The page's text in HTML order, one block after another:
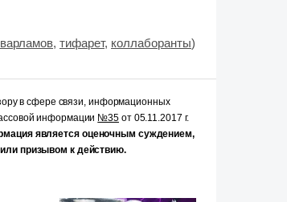
варламов, тифарет, коллаборанты)
в сфере связи, информационных
информации №35от 05.11.2017 г.
является оценочным суждением,
призывом к действию.